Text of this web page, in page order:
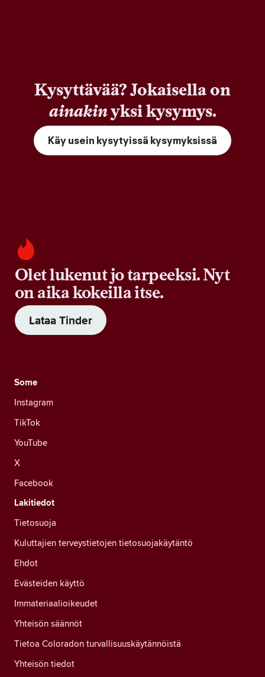
Kysyttävää? Jokaisella on
ainakinyksi kysymys.
Käy usein kysytyissä kysymyksissä
Olet lukenut jo tarpeeksi. Nyt
on aika kokeilla itse.
Lataa Tinder
Some
Instagram
TikTok
YouTube
X
Facebook
Lakitiedot
Tietosuoja
Kuluttajien terveystietojen tietosuojakäytäntö
Ehdot
Evästeiden käyttö
Immateriaalioikeudet
Yhteisön säännöt
Tietoa Coloradon turvallisuuskäytännöistä
Yhteisön tiedot